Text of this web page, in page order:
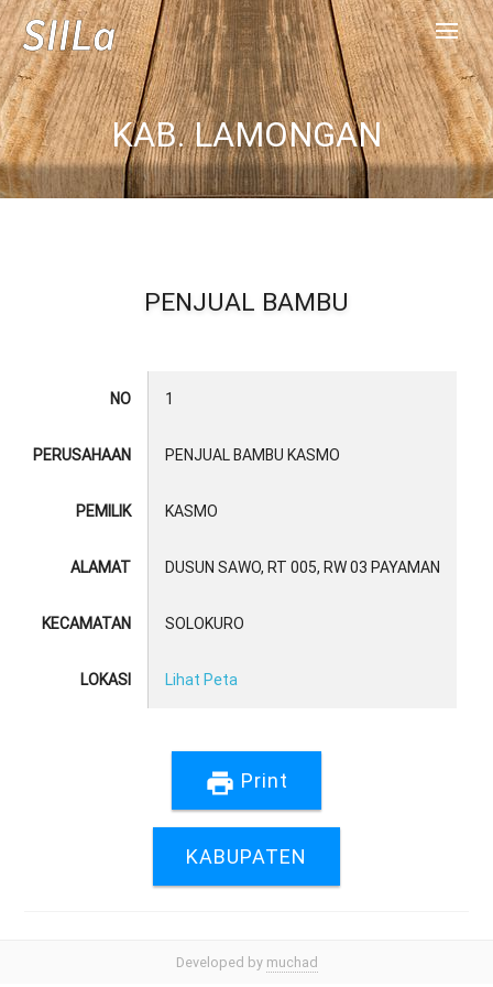
KAB. LAMONGAN
PENJUAL BAMBU
NO
PERUSAHAAN
PEMILIK
ALAMAT
KECAMATAN
LOKASI
1
PENJUAL BAMBU KASMO
KASMO
DUSUN SAWO, RT 005, RW 03 PAYAMAN
SOLOKURO
Lihat Peta
print Print
KABUPATEN
Developed by muchad